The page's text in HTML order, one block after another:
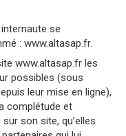
se
: www.altasap.fr.
www.altasap.fr les
possibles (sous
leur mise en ligne),
complétude et
son site, qu’elles